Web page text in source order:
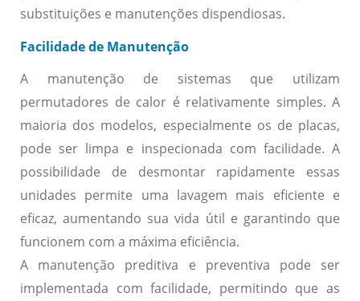
substituições e manutenções dispendiosas.
Facilidade de Manutenção
A manutenção de sistemas que utilizam
permutadores de calor é relativamente simples. A
maioria dos modelos, especialmente os de placas,
pode ser limpa e inspecionada com facilidade. A
possibilidade de desmontar rapidamente essas
unidades permite uma lavagem mais eficiente e
eficaz, aumentando sua vida útil e garantindo que
funcionem com a máxima eficiência.
A manutenção preditiva e preventiva pode ser
implementada com facilidade, permitindo que as